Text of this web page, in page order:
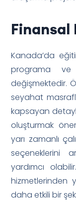
Finansal
Kanada’da
programa
değişmektedir.
seyahat
kapsayan
oluşturmak
yarı zamanlı
seçeneklerini
yardımcı olabilir.
hizmetlerinden
daha etkili bir